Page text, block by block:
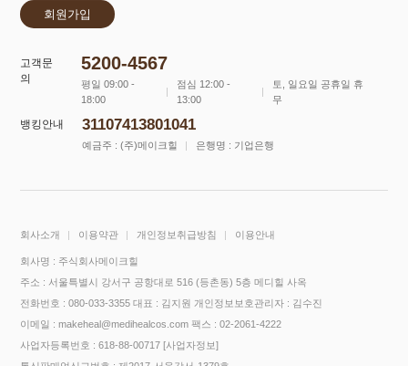
회원가입
고객문
의
5200-4567
평일 09:00 -
18:00
점심 12:00 -
13:00
토, 일요일 공휴일 휴
무
뱅킹안내 31107413801041
예금주 : (주)메이크힐 은행명 : 기업은행
회사소개 이용약관 개인정보취급방침 이용안내
회사명 : 주식회사메이크힐
주소 : 서울특별시 강서구 공항대로 516 (등촌동) 5층 메디힐 사옥
전화번호 : 080-033-3355 대표 : 김지원 개인정보보호관리자 : 김수진
이메일 : makeheal@medihealcos.com 팩스 : 02-2061-4222
사업자등록번호 : 618-88-00717 [사업자정보]